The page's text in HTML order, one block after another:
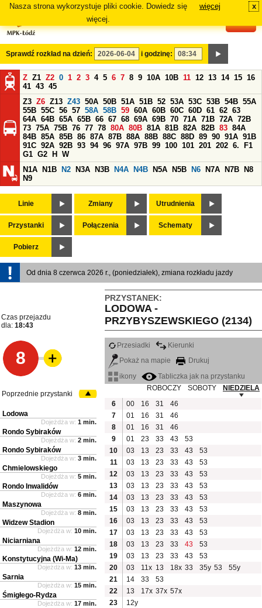
Nasza strona wykorzystuje pliki cookie. Dowiedz się
więcej.
więcej x
Sprawdź rozkład na dzień: i godzinę:
Z Z1 Z2 0 1 2 3 4 5 6 7 8 9 10A 10B 11 12 13 14 15 16
41 43 45
Z3 Z6 Z13 Z43 50A 50B 51A 51B 52 53A 53C 53B 54B 55A
55B 55C 56 57 58A 58B 59 60A 60B 60C 60D 61 62 63
64A 64B 65A 65B 66 67 68 69A 69B 70 71A 71B 72A 72B
73 75A 75B 76 77 78 80A 80B 81A 81B 82A 82B 83 84A
84B 85A 85B 86 87A 87B 88A 88B 88C 88D 89 90 91A 91B
91C 92A 92B 93 94 96 97A 97B 99 100 101 201 202 6.
F1
G1 G2 H
W
N1A
N1B N2 N3A N3B N4A N4B N5A N5B N6 N7A N7B
N8
N9
Linie Zmiany Utrudnienia
Przystanki Połączenia Schematy
Pobierz
Od dnia 8 czerwca 2026 r., (poniedziałek), zmiana rozkładu jazdy
PRZYSTANEK:
LODOWA -
PRZYBYSZEWSKIEGO (2134)
Czas przejazdu
dla: 18:43
8
Przesiadki
Kierunki
Pokaż na mapie
Drukuj
ikony
Tabliczka jak na przystanku
ROBOCZY
SOBOTY
NIEDZIELA
6
00 16 31
46
7
01 16 31
46
8
01 16 31
46
9
01 23 33 43
53
10
03 13 23 33 43
53
11
03 13 23 33 43
53
12
03 13 23 33 43
53
13
03 13 23 33 43
53
14
03 13 23 33 43
53
15
03 13 23 33 43
53
16
03 13 23 33 43
53
17
03 13 23 33 43
53
18
03 13 23 33 43
53
19
03 13 23 33 43
53
20
03 11x 13 18x 33 35y 53
55y
21
14 33
53
22
13 17x 37x 57x
23
12y
Poprzednie przystanki
Lodowa
Dojeżdża w: 1 min.
Rondo Sybiraków
Dojeżdża w: 2 min.
Rondo Sybiraków
Dojeżdża w: 3 min.
Chmielowskiego
Dojeżdża w: 5 min.
Rondo Inwalidów
Dojeżdża w: 6 min.
Maszynowa
Dojeżdża w: 8 min.
Widzew Stadion
Dojeżdża w: 10 min.
Niciarniana
Dojeżdża w: 12 min.
Konstytucyjna (Wi-Ma)
Dojeżdża w: 13 min.
Sarnia
Dojeżdża w: 15 min.
Śmigłego-Rydza
Dojeżdża w: 17 min.